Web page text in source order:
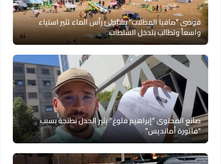
فوضى “مافيا المظلات” بشاطئ رأس الماء تثير استياء
واسعاً وتطالب بتدخل السلطات
صانع المحتوى “إبراهيم فلوغ” يثير الجدل بطنجة بسبب
“فاتورة أمانديس”